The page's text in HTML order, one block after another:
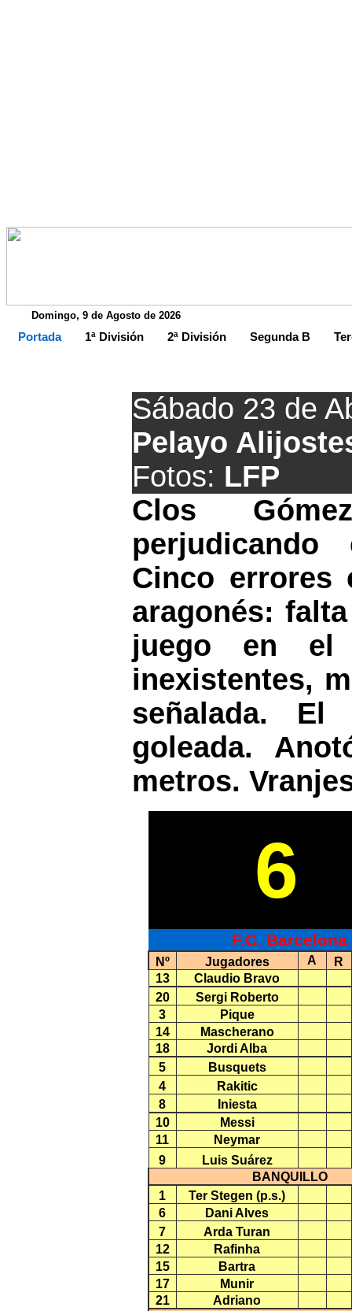
Domingo, 9 de Agosto de 2026
Portada 1ª División 2ª División Segunda B
Sábado 23 de
Pelayo
Fotos: LFP
Clos
Cinco errores
aragonés:
juego en el
inexistentes,
señalada.
goleada.
metros.
6
F.C. Barcelona
Nº Jugadores A
R
13
Claudio Bravo
20
Sergi Roberto
3
Pique
14
Mascherano
18
Jordi Alba
5
Busquets
4
Rakitic
8
Iniesta
10
Messi
11
Neymar
9
Luis Suárez
BANQUILLO
1
Ter Stegen (p.s.)
6
Dani Alves
7
Arda Turan
12
Rafinha
15
Bartra
17
Munir
21
Adriano